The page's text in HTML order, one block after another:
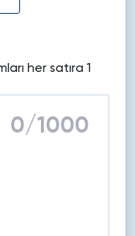
her satıra 1
0/1000